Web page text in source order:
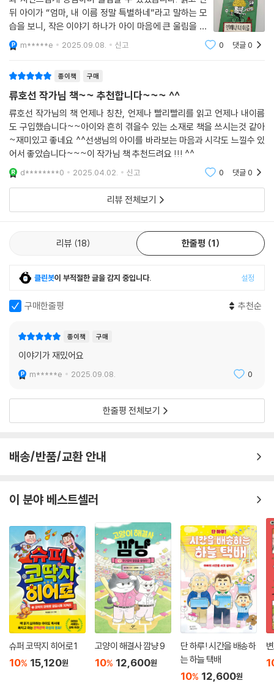
서부터 할머니가 “잊을 만하면 들려”주었다. 그 덕에 토리도 본인 이름을
좋아했지만, 지금은 생각이 달라졌다. 결국 토리는 ‘내 이름’을 두고 엄마에
게 시원한 한 방을 날린다. 안 된다고만 할 줄 알았던 엄마는 토리의 주체적
인 한마디 덕분에 생각을 바꾼다.
“그래도 내 이름이니까 내가 바꾸고 싶으면 바꿔야 하는 거잖아요? 아무
리 정성스럽게 지은 이름이어도 제가 싫다고요! 저는 꼭 바꾸고 싶다고
요!” (46쪽)
태명부터 본명까지, 새로 태어날 아이를 두고 가족들은 한참 전부터 어떤
이름을 지어 줄지 고민한다. 앞으로 수없이 불릴 이름, 아이가 어떠한 삶을
살기를 바라는 염원 등 이름에는 수많은 의미가 담긴다. 그러나 그 이름을
평생 쓰고 살 존재에게는 선택권이 없다. 태어나면 모두가 그 이름으로 부
르고, 큰 문제가 있지 않은 이상은 남이 정한 이름으로 일생을 살아야만 한
다. 당연히 이름은 누군가 지어 주는 것이라는 보편적인 생각 앞에서 여덟
살 토리는 독립적인 발언을 한다. 인터넷 세상에서 나만의 닉네임을 짓듯,
현실에서도 나다운 이름을 직접 지을 수 있는 기회가 있어야 하는 것 아닐
그때부터 본인이 좋아하는 사람들의 이름을 하나씩 떠올린다. 할머니가 토
기에 온 정성을 쏟는다. 하지만 어째선지 토리 머릿속에는 도토리라는 이
이름으로 알게 되는 존재의 소중함
인의 이름을 지어 준 할머니를 찾아간다. 할머니는 늘 토리에게 지혜로운
길을 알려 주었고, “천 명의 엄마보다도 더 든든한” 존재이니까. 그런데 토
도, 선생님의 이름도 모두 다 아는데 말이다. 게다가 할머니는 어려서 이름
이 없었단다! 제 이름을 바꾸는 데 심혈을 기울이던 토리 이야기는 이름 없
미를 독자들이 차분히 되짚게 한다. 토리는 도토리보다 더 나은 이름이 생
많은 정성을 들였는지 깨닫고, 이름이 없이 지낸 할머니의 어린 시절에 가
만히 귀 기울이며 새로운 고민에 빠진다. 얼마 남지 않은 삼행시 발표 날,
과연 토리는 어떤 이름으로 바꾸었을까? 맨 처음에 지었던 민지를 놀리는
삼행시를 친구들에게 선보일까?
비단 토리의 할머니뿐만 아니라 이 세상에는 여전히 이름 없이 살고 있는
존재들이 있다. 별 의미 없이 지어진 이름, 누군가의 가족으로 불리는 경우,
고유한 이름 대신 ‘야’라는 호칭으로 퉁 쳐지는 이들까지. 내 이름에서 네
이름을 생각게 하는 토리의 이름 짓기 대소동에서 독자들은 자연스레 깨치
게 될 것이다. 자신을 대변하는 이름에 얼마나 큰 세상이 담겨 있는지, 또
각자의 이름을 부르는 건 얼마나 상대를 존중하는 일인지를 말이다. “도토
뒤 아이가 “엄마, 내 이름 정말 특별하네”라고 말하는 모
습을 보니, 작은 이야기 하나가 아이 마음에 큰 울림을 줄
수 있다는 걸 다시금 느꼈습니다.아이와 함께 자신의 이름
과 정체성, 가족과의 관계에 대해 이야기할 수 있는 기회
m*****e 2025.09.08. 신고 0 댓글0
종이책 구매
류호선 작가님 책~~ 추천합니다~~~ ^^
류호선 작가님의 책 언제나 칭찬, 언제나 빨리빨리를 읽고 언제나 내이름
도 구입했습니다~~아이와 흔히 겪을수 있는 소재로 책을 쓰시는것 같아
~재미있고 좋네요 ^^선생님의 아이를 바라보는 마음과 시각도 느낄수 있
어서 좋았습니다~~~이 작가님 책 추천드려요 !!! ^^
d********0 2025.04.02. 신고 0 댓글0
리뷰 전체보기
리뷰 18 한줄평 1
클린봇이 부적절한 글을 감지 중입니다. 설정
구매한줄평 추천순
종이책 구매
이야기가 재밌어요
m*****e 2025.09.08. 0
한줄평 전체보기
배송/반품/교환 안내
이 분야 베스트셀러
슈퍼 코딱지 히어로 1
10% 15,120원
고양이 해결사 깜냥 9
10% 12,600원
단 하루! 시간을 배송하
는 하늘 택배
10% 12,600원